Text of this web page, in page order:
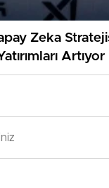
Zeka
Artıyor